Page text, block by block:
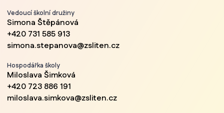
Vedoucí školní družiny
Simona Štěpánová
+420 731 585 913
simona.stepanova@zsliten.cz
Hospodářka školy
Miloslava Šimková
+420 723 886 191
miloslava.simkova@zsliten.cz